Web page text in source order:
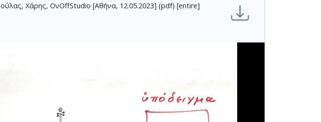
Χάρης, ΟνOffStudio [Αθήνα, 12.05.2023] (pdf) [entire]